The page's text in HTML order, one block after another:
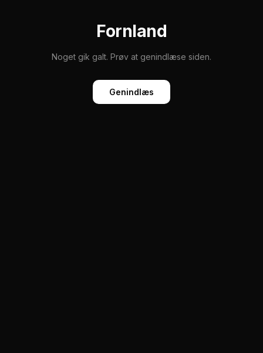
Fornland
Noget gik galt. Prøv at genindlæse siden.
Genindlæs